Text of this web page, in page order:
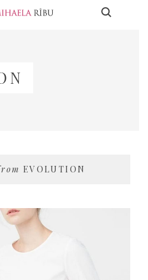
EVOLUTION